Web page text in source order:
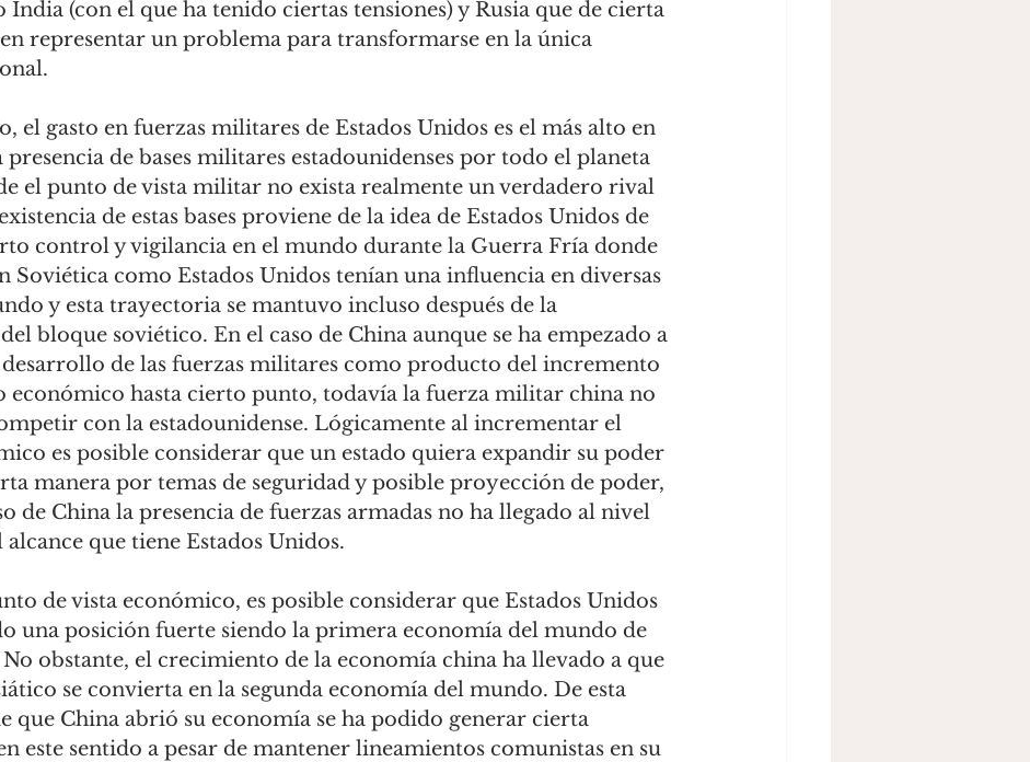
India (con el que ha tenido ciertas tensiones) y Rusia que de cierta
representar un problema para transformarse en la única
de bases militares estadounidenses por todo el planeta
el punto de vista militar no exista realmente un verdadero rival
de estas bases proviene de la idea de Estados Unidos de
control y vigilancia en el mundo durante la Guerra Fría donde
Soviética como Estados Unidos tenían una influencia en diversas
y esta trayectoria se mantuvo incluso después de la
bloque soviético. En el caso de China aunque se ha empezado a
de las fuerzas militares como producto del incremento
económico hasta cierto punto, todavía la fuerza militar china no
con la estadounidense. Lógicamente al incrementar el
es posible considerar que un estado quiera expandir su poder
manera por temas de seguridad y posible proyección de poder,
de China la presencia de fuerzas armadas no ha llegado al nivel
que tiene Estados Unidos.
una posición fuerte siendo la primera economía del mundo de
obstante, el crecimiento de la economía china ha llevado a que
se convierta en la segunda economía del mundo. De esta
que China abrió su economía se ha podido generar cierta
este sentido a pesar de mantener lineamientos comunistas en su